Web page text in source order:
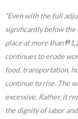
“Even with the full
significantly below the
place at more than
continues to erode
food, transportation,
continue to rise. The
excessive. Rather, it
the dignity of labor